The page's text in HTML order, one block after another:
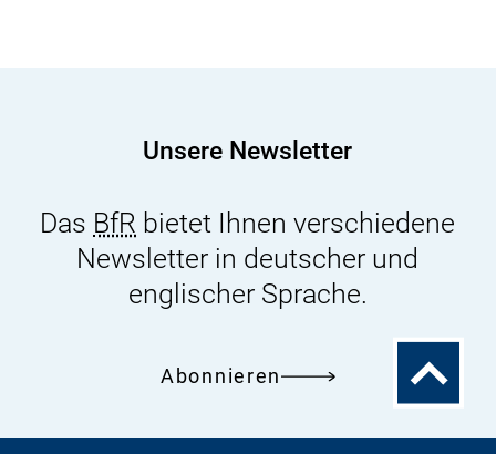
Erreger
Realtime-
PCR
und
Erreger
der
Unsere Newsletter
Das BfR bietet Ihnen verschiedene
Newsletter in deutscher und
englischer Sprache.
Abonnieren
Zum